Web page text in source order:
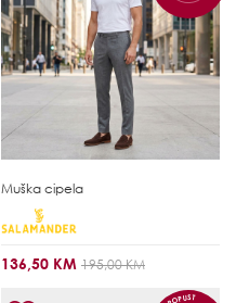
Muška cipela
136,50 KM 195,00 KM
POPUST